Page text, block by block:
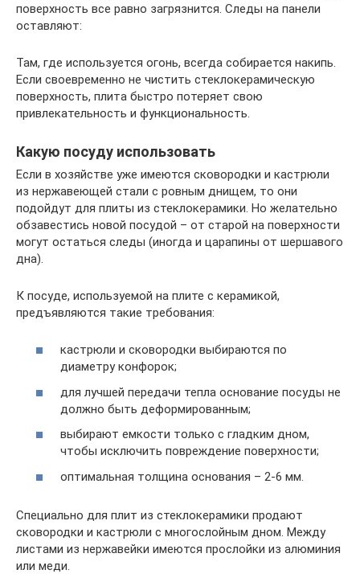
поверхность все равно загрязнится. Следы на панели
оставляют:
Там, где используется огонь, всегда собирается накипь.
Если своевременно не чистить стеклокерамическую
поверхность, плита быстро потеряет свою
привлекательность и функциональность.
Какую посуду использовать
Если в хозяйстве уже имеются сковородки и кастрюли
из нержавеющей стали с ровным днищем, то они
подойдут для плиты из стеклокерамики. Но желательно
обзавестись новой посудой – от старой на поверхности
могут остаться следы (иногда и царапины от шершавого
дна).
К посуде, используемой на плите с керамикой,
предъявляются такие требования:
кастрюли и сковородки выбираются по
диаметру конфорок;
для лучшей передачи тепла основание посуды не
должно быть деформированным;
выбирают емкости только с гладким дном,
чтобы исключить повреждение поверхности;
оптимальная толщина основания – 2-6 мм.
Специально для плит из стеклокерамики продают
сковородки и кастрюли с многослойным дном. Между
листами из нержавейки имеются прослойки из алюминия
или меди.